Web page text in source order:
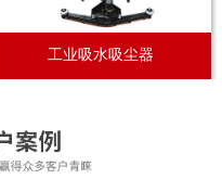
工业吸水吸尘器